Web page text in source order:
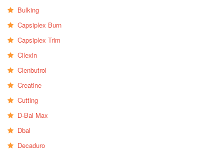
Bulking
Capsiplex Burn
Capsiplex Trim
Cilexin
Clenbutrol
Creatine
Cutting
D-Bal Max
Dbal
Decaduro